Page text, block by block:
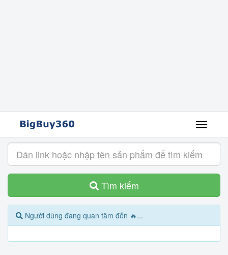
Tìm kiếm
Người dùng đang quan tâm đến 🔥...